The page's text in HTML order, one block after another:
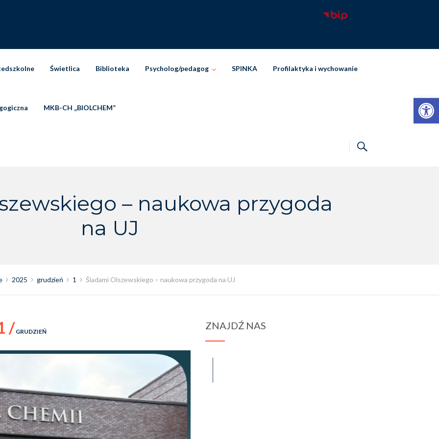
Otwórz pasek narzędzi
Świetlica Biblioteka Psycholog/pedagog SPINKA Profilaktyka i wychowanie
MKB-CH „BIOLCHEM”
– naukowa przygoda
na UJ
2025 grudzień 1 Śladami Olszewskiego – naukowa przygoda na UJ
/ GRUDZIEŃ
ZNAJDŹ NAS